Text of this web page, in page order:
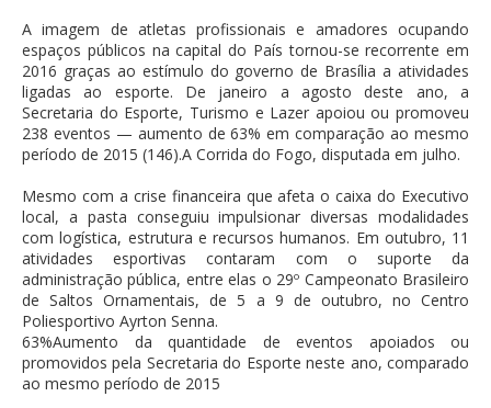
A imagem de atletas profissionais e amadores ocupando
espaços públicos na capital do País tornou-se recorrente em
2016 graças ao estímulo do governo de Brasília a atividades
ligadas ao esporte. De janeiro a agosto deste ano, a
Secretaria do Esporte, Turismo e Lazer apoiou ou promoveu
238 eventos — aumento de 63% em comparação ao mesmo
período de 2015 (146).A Corrida do Fogo, disputada em julho.
Mesmo com a crise financeira que afeta o caixa do Executivo
local, a pasta conseguiu impulsionar diversas modalidades
com logística, estrutura e recursos humanos. Em outubro, 11
atividades esportivas contaram com o suporte da
administração pública, entre elas o 29º Campeonato Brasileiro
de Saltos Ornamentais, de 5 a 9 de outubro, no Centro
Poliesportivo Ayrton Senna.
63%Aumento da quantidade de eventos apoiados ou
promovidos pela Secretaria do Esporte neste ano, comparado
ao mesmo período de 2015